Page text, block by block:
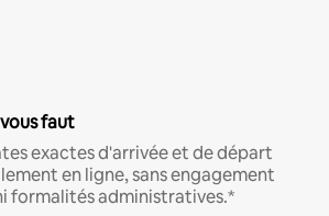
faut
exactes d'arrivée et de départ
en ligne, sans engagement
formalités administratives.*